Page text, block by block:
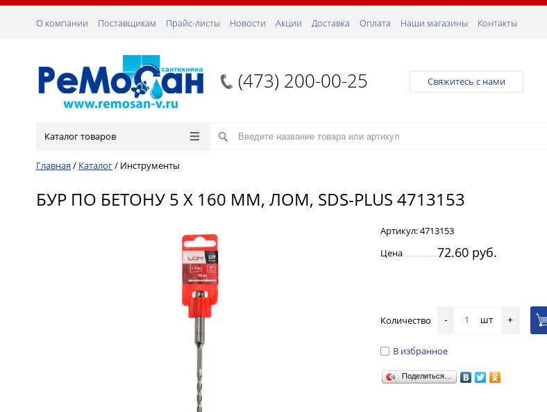
О компании Поставщикам Прайс-листы Новости Акции Доставка Оплата Наши магазины Контакты
(473) 200-00-25 Свяжитесь с нами
Каталог товаров
Главная / Каталог/ Инструменты
БУР ПО БЕТОНУ 5 Х 160 ММ, ЛОМ, SDS-PLUS 4713153
Артикул:4713153
Цена
72.60 руб.
Количество - шт +
В избранное
Поделиться…